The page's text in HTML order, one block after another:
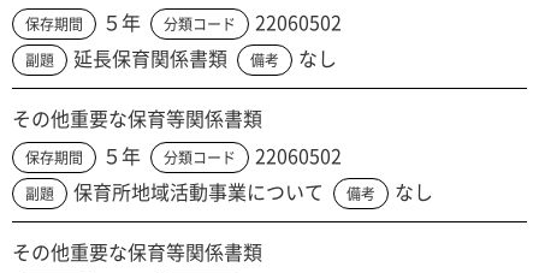
保存期間 ５年 分類コード 22060502
副題 延長保育関係書類 備考 なし
その他重要な保育等関係書類
保存期間 ５年 分類コード 22060502
副題 保育所地域活動事業について 備考 なし
その他重要な保育等関係書類